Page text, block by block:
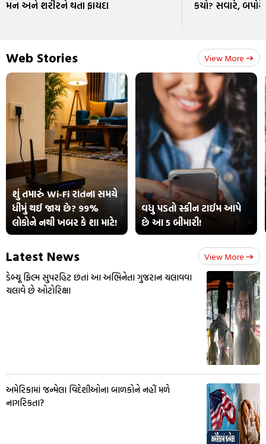
મન અને શરીરને થતા ફાયદા કયો? સવારે, બપોરે
Web Stories View More
શું તમારું Wi-Fi રાતના સમયે
ધીમું થઈ જાય છે? 99%
લોકોને નથી ખબર કે શા માટે!
વધુ પડતો સ્ક્રીન ટાઈમ આપે
છે આ 5 બીમારી!
Latest News View More
ડેબ્યૂ ફિલ્મ સુપરહિટ છતાં આ અભિનેતા ગુજરાન ચલાવવા
ચલાવે છે ઓટોરિક્ષા
અમેરિકામાં જન્મેલા વિદેશીઓના બાળકોને નહીં મળે
નાગરિકતા?